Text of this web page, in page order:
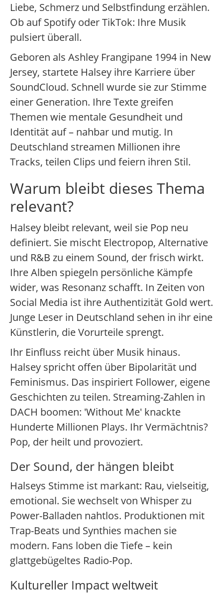
Liebe, Schmerz und Selbstfindung erzählen.
Ob auf Spotify oder TikTok: Ihre Musik
pulsiert überall.
Geboren als Ashley Frangipane 1994 in New
Jersey, startete Halsey ihre Karriere über
SoundCloud. Schnell wurde sie zur Stimme
einer Generation. Ihre Texte greifen
Themen wie mentale Gesundheit und
Identität auf – nahbar und mutig. In
Deutschland streamen Millionen ihre
Tracks, teilen Clips und feiern ihren Stil.
Warum bleibt dieses Thema
relevant?
Halsey bleibt relevant, weil sie Pop neu
definiert. Sie mischt Electropop, Alternative
und R&B zu einem Sound, der frisch wirkt.
Ihre Alben spiegeln persönliche Kämpfe
wider, was Resonanz schafft. In Zeiten von
Social Media ist ihre Authentizität Gold wert.
Junge Leser in Deutschland sehen in ihr eine
Künstlerin, die Vorurteile sprengt.
Ihr Einfluss reicht über Musik hinaus.
Halsey spricht offen über Bipolarität und
Feminismus. Das inspiriert Follower, eigene
Geschichten zu teilen. Streaming-Zahlen in
DACH boomen: 'Without Me' knackte
Hunderte Millionen Plays. Ihr Vermächtnis?
Pop, der heilt und provoziert.
Der Sound, der hängen bleibt
Halseys Stimme ist markant: Rau, vielseitig,
emotional. Sie wechselt von Whisper zu
Power-Balladen nahtlos. Produktionen mit
Trap-Beats und Synthies machen sie
modern. Fans loben die Tiefe – kein
glattgebügeltes Radio-Pop.
Kultureller Impact weltweit